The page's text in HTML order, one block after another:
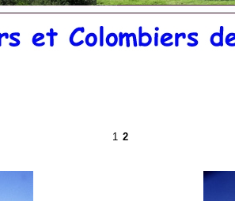
1 2